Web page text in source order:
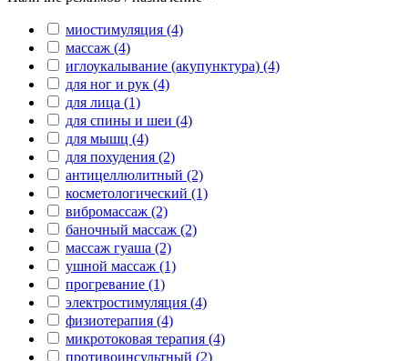
миостимуляция (4)
массаж (4)
иглоукалывание (акупунктура) (4)
для ног и рук (4)
для лица (1)
для спины и шеи (4)
для мышц (4)
для похудения (2)
антицеллюлитный (2)
косметологический (1)
вибромассаж (2)
баночный массаж (2)
массаж гуаша (2)
ушной массаж (1)
прогревание (1)
электростимуляция (4)
физиотерапия (4)
микротоковая терапия (4)
противоинсультный (2)